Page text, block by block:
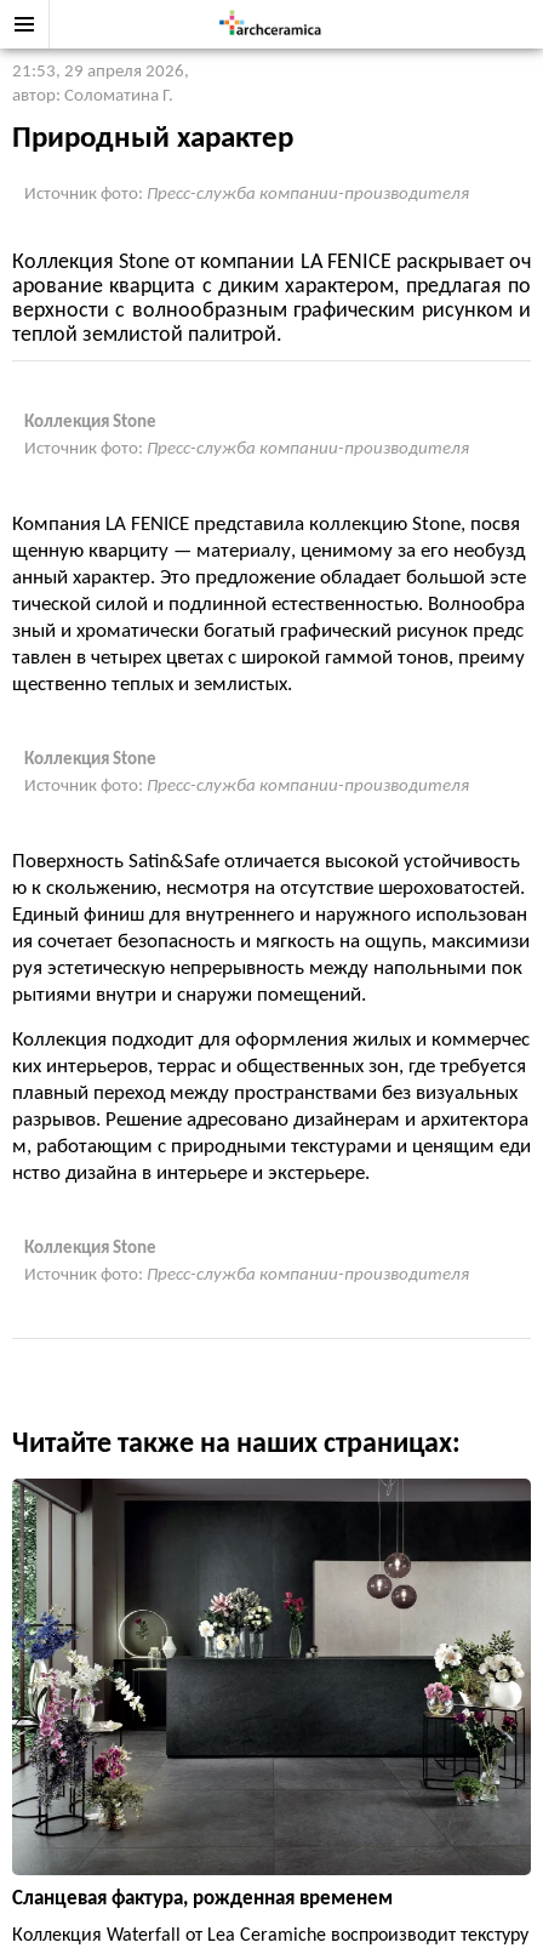
21:53, 29 апреля 2026,
автор: Соломатина Г.
Природный характер
Источник фото: Пресс-служба компании-производителя
Коллекция Stone от компании LA FENICE раскрывает оч
арование кварцита с диким характером, предлагая по
верхности с волнообразным графическим рисунком и
теплой землистой палитрой.
Коллекция Stone
Источник фото: Пресс-служба компании-производителя
Компания LA FENICE представила коллекцию Stone, посвя
щенную кварциту — материалу, ценимому за его необузд
анный характер. Это предложение обладает большой эсте
тической силой и подлинной естественностью. Волнообра
зный и хроматически богатый графический рисунок предс
тавлен в четырех цветах с широкой гаммой тонов, преиму
щественно теплых и землистых.
Коллекция Stone
Источник фото: Пресс-служба компании-производителя
Поверхность Satin&Safe отличается высокой устойчивость
ю к скольжению, несмотря на отсутствие шероховатостей.
Единый финиш для внутреннего и наружного использован
ия сочетает безопасность и мягкость на ощупь, максимизи
руя эстетическую непрерывность между напольными пок
рытиями внутри и снаружи помещений.
Коллекция подходит для оформления жилых и коммерчес
ких интерьеров, террас и общественных зон, где требуется
плавный переход между пространствами без визуальных
разрывов. Решение адресовано дизайнерам и архитектора
м, работающим с природными текстурами и ценящим еди
нство дизайна в интерьере и экстерьере.
Коллекция Stone
Источник фото: Пресс-служба компании-производителя
Читайте также на наших страницах:
Сланцевая фактура, рожденная временем
Коллекция Waterfall от Lea Ceramiche воспроизводит текстуру